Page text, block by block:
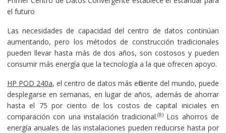
el futuro
Las necesidades de capacidad del centro de datos continúan
aumentando, pero los métodos de construcción tradicionales
pueden llevar hasta más de dos años, son costosos y pueden
consumir más energía que la tecnología a la que ofrecen apoyo.
HP POD 240a, el centro de datos más eficiente del mundo, puede
desplegarse en semanas, en lugar de años, además de ahorrar
hasta el 75 por ciento de los costos de capital iniciales en
comparación con una instalación tradicional.(8)Los ahorros de
energía anuales de las instalaciones pueden reducirse hasta por